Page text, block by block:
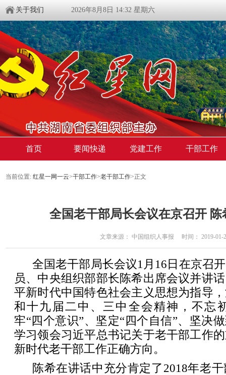
关于我们 2026年8月8日 14:32 星期六
首页 要闻快递 党建工作 干部工作
当前位置: 红星一网一云>干部工作>老干部工作>正文
全国老干部局长会议在京召开 陈
文章来源： 中国组织人事报 时间： 2019-01-
全国老干部局长会议1月16日在京召
员、中央组织部部长陈希出席会议并讲
平新时代中国特色社会主义思想为指导
和十九届二中、三中全会精神，不忘
牢“四个意识”、坚定“四个自信”、坚决
学习领会习近平总书记关于老干部工作
新时代老干部工作正确方向。
陈希在讲话中充分肯定了2018年老